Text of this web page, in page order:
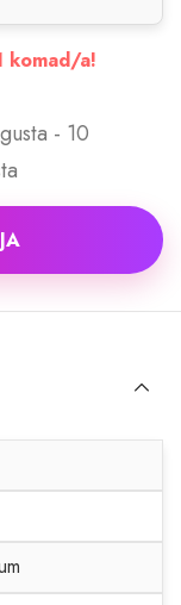
komad/a!
- 10